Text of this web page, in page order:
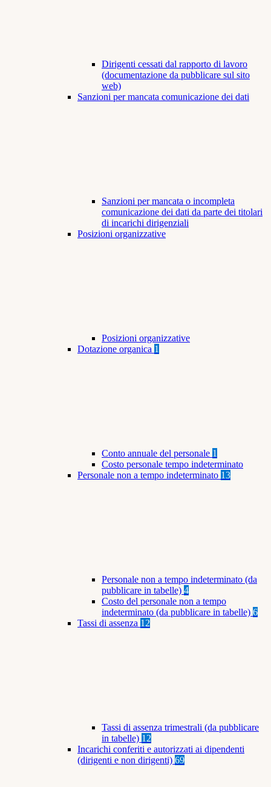
Dirigenti cessati dal rapporto di lavoro
(documentazione da pubblicare sul sito
web)
Sanzioni per mancata comunicazione dei dati
Sanzioni per mancata o incompleta
comunicazione dei dati da parte dei titolari
di incarichi dirigenziali
Posizioni organizzative
Posizioni organizzative
Dotazione organica 1
Conto annuale del personale 1
Costo personale tempo indeterminato
Personale non a tempo indeterminato 13
Personale non a tempo indeterminato (da
pubblicare in tabelle) 4
Costo del personale non a tempo
indeterminato (da pubblicare in tabelle) 6
Tassi di assenza 12
Tassi di assenza trimestrali (da pubblicare
in tabelle) 12
Incarichi conferiti e autorizzati ai dipendenti
(dirigenti e non dirigenti) 69